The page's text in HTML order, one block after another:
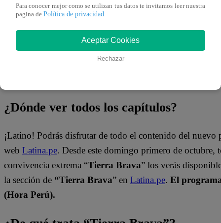
¿Dónde ver todos los capítulos?
¡Latino! Podrás disfrutar de todo el contenido del nuevo
web Latina.pe. Desde este domingo primero de
convivencia extrema “Tierra Brava” los verás
la sección de “Tierra Brava” en Latina.pe. El
(Hora Perú).
Para conocer mejor como se utilizan tus datos te invitamos leer nuestra
pagina de Política de privacidad.
Aceptar Cookies
Rechazar